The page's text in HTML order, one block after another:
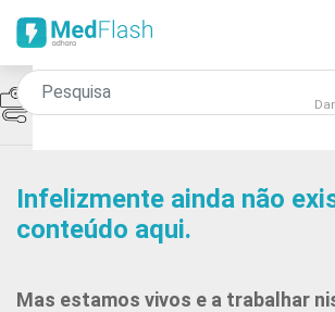
o
principal
Icon Hipertensão Arterial
Infelizmente ainda não
conteúdo aqui.
Mas estamos vivos e a trabalhar